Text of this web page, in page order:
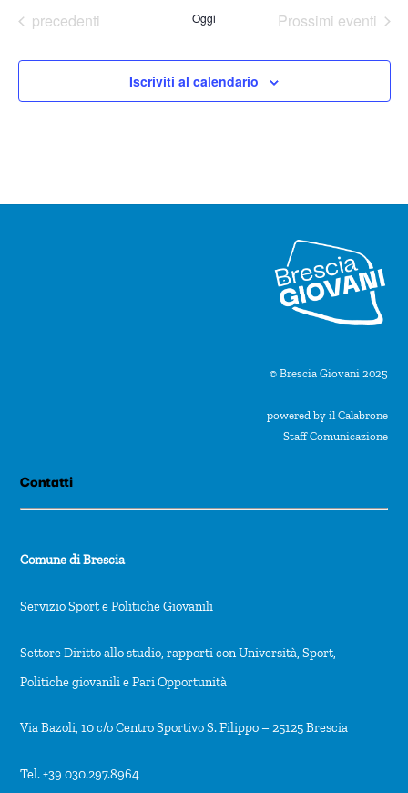
e
z
Eventi
precedenti Oggi Prossimi eventi
Iscriviti al calendario
© Brescia Giovani 2025
powered by il Calabrone
Staff Comunicazione
Contatti
Comune di Brescia
Servizio Sport e Politiche Giovanili
Settore Diritto allo studio, rapporti con Università, Sport,
Politiche giovanili e Pari Opportunità
Via Bazoli, 10 c/o Centro Sportivo S. Filippo – 25125 Brescia
Tel. +39 030.297.8964